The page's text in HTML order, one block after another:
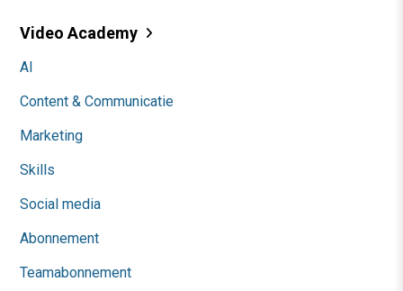
Video Academy
AI
Content & Communicatie
Marketing
Skills
Social media
Abonnement
Teamabonnement